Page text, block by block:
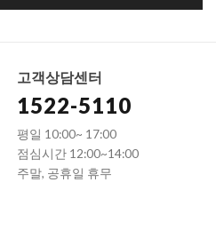
고객상담센터
1522-5110
평일 10:00~ 17:00
점심시간 12:00~14:00
주말, 공휴일 휴무